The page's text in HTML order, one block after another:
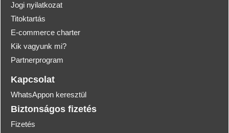
Jogi nyilatkozat
Titoktartás
E-commerce charter
Kik vagyunk mi?
Partnerprogram
Kapcsolat
WhatsAppon keresztül
Biztonságos fizetés
Fizetés